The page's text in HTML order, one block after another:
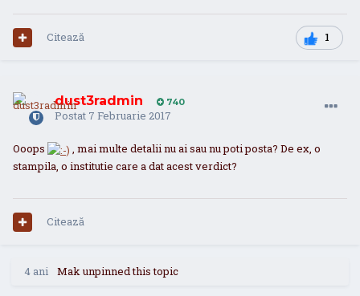
1
Citează
dust3radmin 740
Postat 7 Februarie 2017
Ooops
, mai multe detalii nu ai sau nu poti posta? De ex, o
stampila, o institutie care a dat acest verdict?
Citează
4 ani Makunpinned this topic